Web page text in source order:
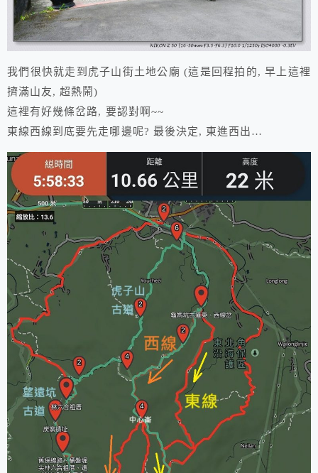
我們很快就走到虎子山街土地公廟 (這是回程拍的, 早上這裡
擠滿山友, 超熱鬧)
這裡有好幾條岔路, 要認對啊~~
東線西線到底要先走哪邊呢? 最後決定, 東進西出…